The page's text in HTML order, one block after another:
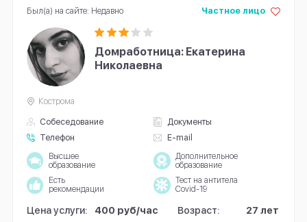
Домработница: Екатерина
Николаевна
Собеседование
Документы
Телефон
E-mail
Частное лицо
Кострома
Высшее
образование
Дополнительное
образование
Есть
рекомендации
Тест на антитела
Covid-19
Цена услуги: 400 руб/час Возраст: 27 лет
Был(а) на сайте: Недавно